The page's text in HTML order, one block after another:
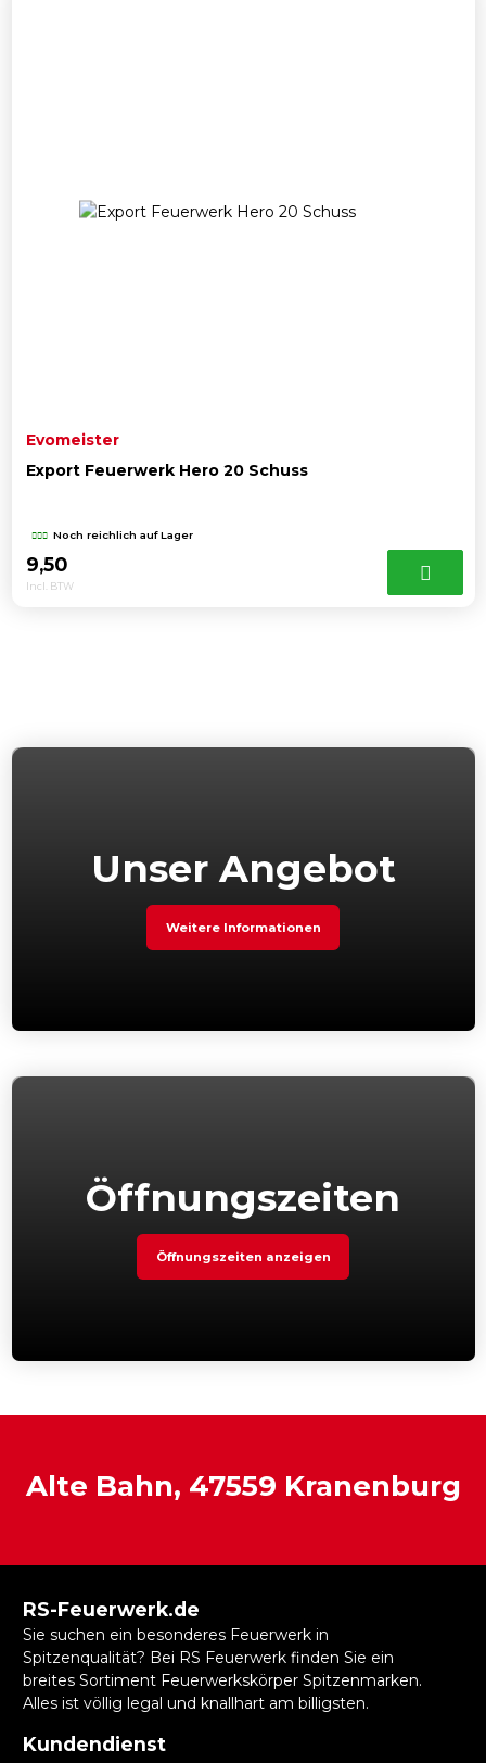
Evomeister
Export Feuerwerk Hero 20 Schuss
Noch reichlich auf Lager
9,50
Incl. BTW
Unser Angebot
Weitere Informationen
Öffnungszeiten
Öffnungszeiten anzeigen
Alte Bahn, 47559 Kranenburg
RS-Feuerwerk.de
Sie suchen ein besonderes Feuerwerk in
Spitzenqualität? Bei RS Feuerwerk finden Sie ein
breites Sortiment Feuerwerkskörper Spitzenmarken.
Alles ist völlig legal und knallhart am billigsten.
Kundendienst